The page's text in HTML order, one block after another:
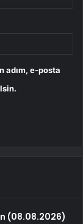
adım, e-posta
(08.08.2026)